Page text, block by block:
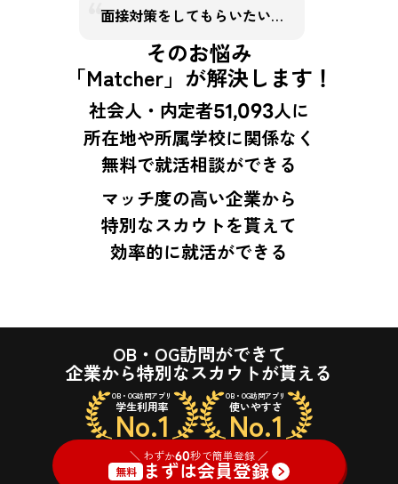
面接対策をしてもらいたい…
そのお悩み
「Matcher」が解決します！
社会人・内定者51,093人に
所在地や所属学校に関係なく
無料で就活相談ができる
マッチ度の高い企業から
特別なスカウトを貰えて
効率的に就活ができる
OB・OG訪問ができて
企業から特別なスカウトが貰える
OB・OG訪問アプリ
学生利用率
No.1
OB・OG訪問アプリ
使いやすさ
No.1
＼ わずか60秒で簡単登録 ／
無料
まずは会員登録